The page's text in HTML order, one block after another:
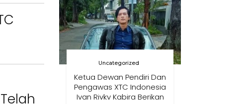
Uncategorized
Ketua Dewan Pendiri Dan
Pengawas XTC Indonesia
Ivan Rivky Kabira Berikan